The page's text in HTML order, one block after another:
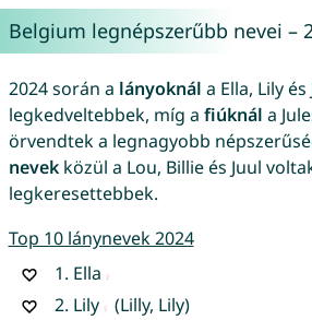
Belgium legnépszerűbb nevei –
2024 során a lányoknál a Ella, Lily
legkedveltebbek, míg a fiúknál a
örvendtek a legnagyobb
nevekközül a Lou, Billie és Juul
legkeresettebbek.
Top 10 lánynevek 2024
1. Ella
2. Lily
(Lilly, Lily)